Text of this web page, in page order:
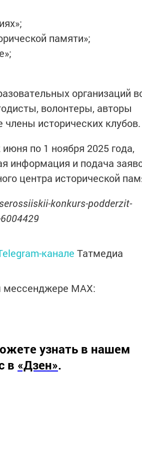
памяти»;
организаций
волонтеры, авторы
члены исторических клубов.
по 1 ноября 2025 года,
информация и подача
центра исторической
konkurs-podderzit-
канале Татмедиа
мессенджере MАХ:
узнать в нашем
в «Дзен».